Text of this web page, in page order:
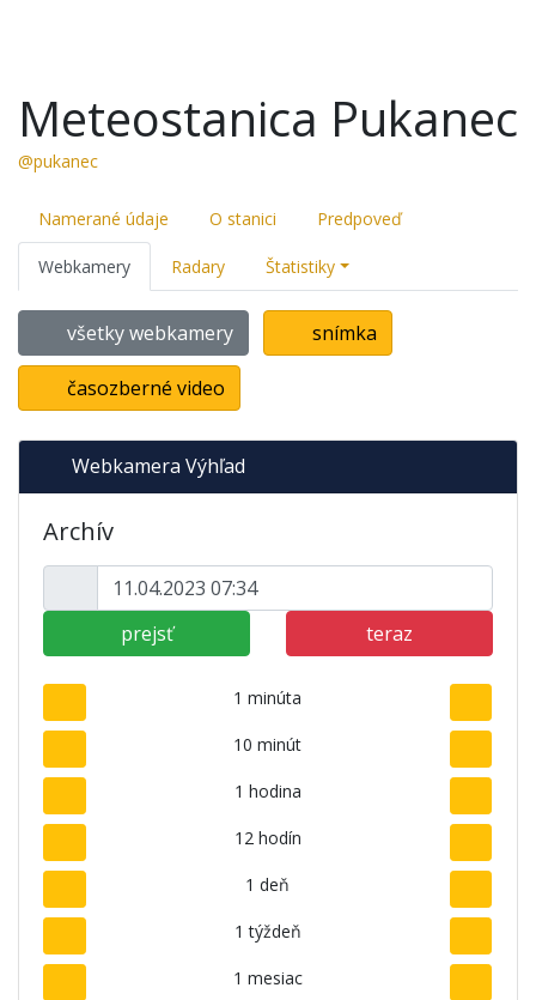
Meteostanica Pukanec
@pukanec
Namerané údaje O stanici Predpoveď
Webkamery Radary Štatistiky
všetky webkamery snímka
časozberné video
Webkamera Výhľad
Archív
prejsť teraz
1 minúta
10 minút
1 hodina
12 hodín
1 deň
1 týždeň
1 mesiac